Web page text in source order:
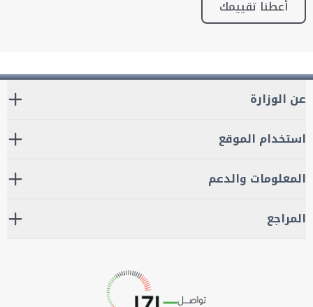
أعطنا تقييمك
عن الوزارة
استخدام الموقع
المعلومات والدعم
المراجع